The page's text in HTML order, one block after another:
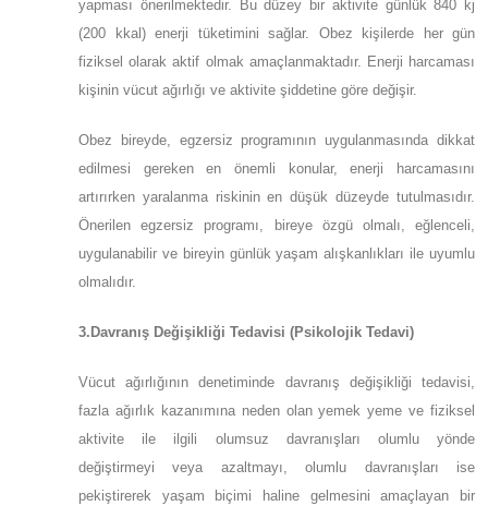
yapması önerilmektedir. Bu düzey bir aktivite günlük 840 kj
(200 kkal) enerji tüketimini sağlar. Obez kişilerde her gün
fiziksel olarak aktif olmak amaçlanmaktadır. Enerji harcaması
kişinin vücut ağırlığı ve aktivite şiddetine göre değişir.
Obez bireyde, egzersiz programının uygulanmasında dikkat
edilmesi gereken en önemli konular, enerji harcamasını
artırırken yaralanma riskinin en düşük düzeyde tutulmasıdır.
Önerilen egzersiz programı, bireye özgü olmalı, eğlenceli,
uygulanabilir ve bireyin günlük yaşam alışkanlıkları ile uyumlu
olmalıdır.
3.Davranış Değişikliği Tedavisi (Psikolojik Tedavi)
Vücut ağırlığının denetiminde davranış değişikliği tedavisi,
fazla ağırlık kazanımına neden olan yemek yeme ve fiziksel
aktivite ile ilgili olumsuz davranışları olumlu yönde
değiştirmeyi veya azaltmayı, olumlu davranışları ise
pekiştirerek yaşam biçimi haline gelmesini amaçlayan bir